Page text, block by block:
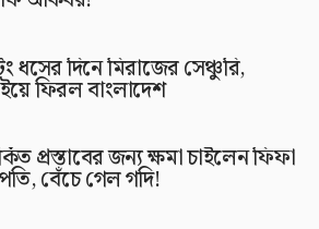
ধসের দিনে মিরাজের সেঞ্চুরি,
ফিরল বাংলাদেশ
প্রস্তাবের জন্য ক্ষমা চাইলেন ফিফা
বেঁচে গেল গদি!